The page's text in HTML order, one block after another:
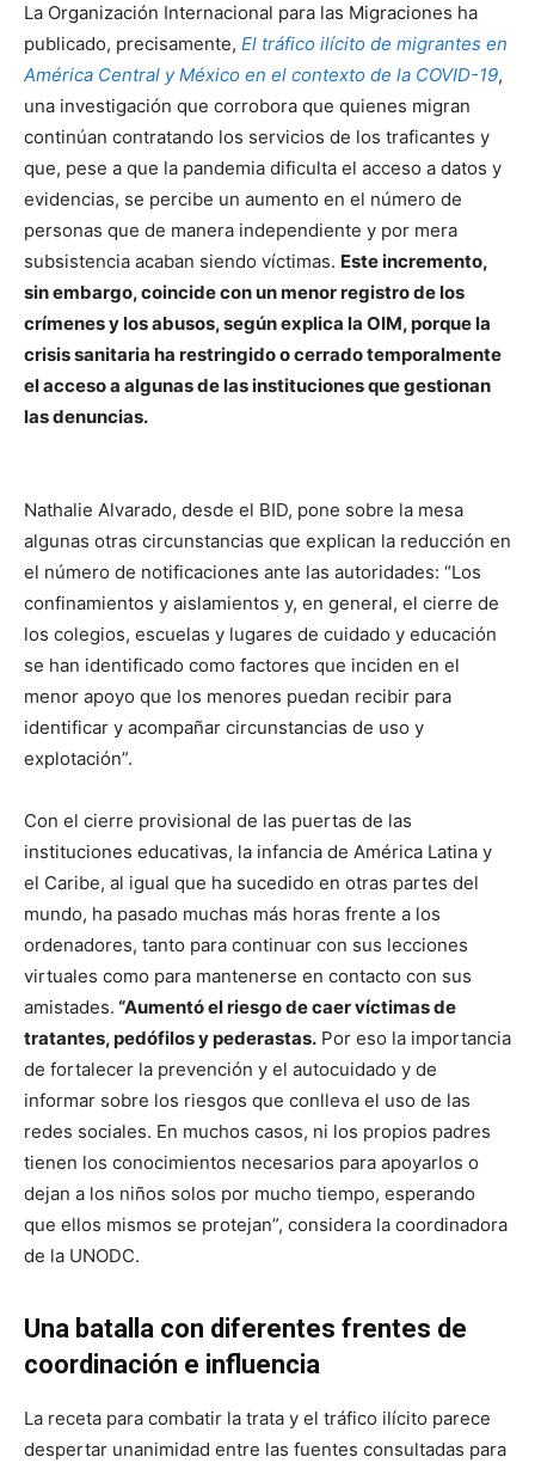
La Organización Internacional para las Migraciones ha
publicado, precisamente, El tráfico ilícito de migrantes en
América Central y México en el contexto de la COVID-19,
una investigación que corrobora que quienes migran
continúan contratando los servicios de los traficantes y
que, pese a que la pandemia dificulta el acceso a datos y
evidencias, se percibe un aumento en el número de
personas que de manera independiente y por mera
subsistencia acaban siendo víctimas. Este incremento,
sin embargo, coincide con un menor registro de los
crímenes y los abusos, según explica la OIM, porque la
crisis sanitaria ha restringido o cerrado temporalmente
el acceso a algunas de las instituciones que gestionan
las denuncias.
Nathalie Alvarado, desde el BID, pone sobre la mesa
algunas otras circunstancias que explican la reducción en
el número de notificaciones ante las autoridades: “Los
confinamientos y aislamientos y, en general, el cierre de
los colegios, escuelas y lugares de cuidado y educación
se han identificado como factores que inciden en el
menor apoyo que los menores puedan recibir para
identificar y acompañar circunstancias de uso y
explotación”.
Con el cierre provisional de las puertas de las
instituciones educativas, la infancia de América Latina y
el Caribe, al igual que ha sucedido en otras partes del
mundo, ha pasado muchas más horas frente a los
ordenadores, tanto para continuar con sus lecciones
virtuales como para mantenerse en contacto con sus
amistades. “Aumentó el riesgo de caer víctimas de
tratantes, pedófilos y pederastas. Por eso la importancia
de fortalecer la prevención y el autocuidado y de
informar sobre los riesgos que conlleva el uso de las
redes sociales. En muchos casos, ni los propios padres
tienen los conocimientos necesarios para apoyarlos o
dejan a los niños solos por mucho tiempo, esperando
que ellos mismos se protejan”, considera la coordinadora
de la UNODC.
Una batalla con diferentes frentes de
coordinación e influencia
La receta para combatir la trata y el tráfico ilícito parece
despertar unanimidad entre las fuentes consultadas para